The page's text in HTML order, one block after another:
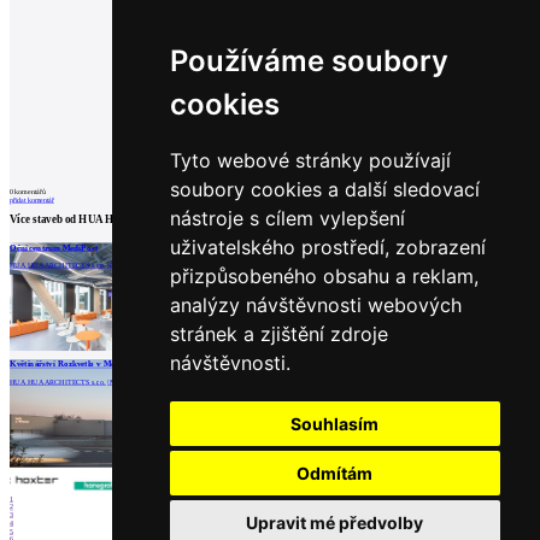
Používáme soubory
cookies
Tyto webové stránky používají
soubory cookies a další sledovací
nástroje s cílem vylepšení
uživatelského prostředí, zobrazení
přizpůsobeného obsahu a reklam,
analýzy návštěvnosti webových
stránek a zjištění zdroje
návštěvnosti.
Souhlasím
Odmítám
Upravit mé předvolby
0komentářů
přidat komentář
Více staveb odHUA HUA ARCHITECTS s.r.o.
Oční centrum MediPort
HUA HUA ARCHITECTS s.r.o. | Praha
Dům Pila Sklep 38
Květinářství Rozkvetlo v Moravanech u Brna
HUA HUA ARCHITECTS s.r.o. | Moravany
načíst další
1
2
3
4
5